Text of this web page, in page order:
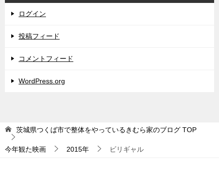
ログイン
投稿フィード
コメントフィード
WordPress.org
茨城県つくば市で整体をやっているきむら家のブログ TOP
今年観た映画 2015年 ビリギャル